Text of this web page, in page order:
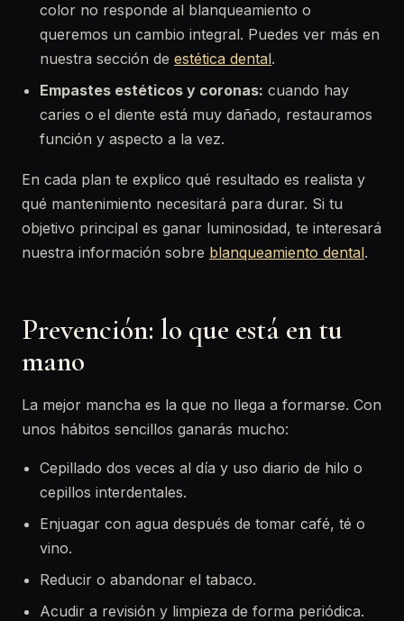
color no responde al blanqueamiento o
queremos un cambio integral. Puedes ver más en
nuestra sección de estética dental.
Empastes estéticos y coronas: cuando hay
caries o el diente está muy dañado, restauramos
función y aspecto a la vez.
En cada plan te explico qué resultado es realista y
qué mantenimiento necesitará para durar. Si tu
objetivo principal es ganar luminosidad, te interesará
nuestra información sobre blanqueamiento dental.
Prevención: lo que está en tu
mano
La mejor mancha es la que no llega a formarse. Con
unos hábitos sencillos ganarás mucho:
Cepillado dos veces al día y uso diario de hilo o
cepillos interdentales.
Enjuagar con agua después de tomar café, té o
vino.
Reducir o abandonar el tabaco.
Acudir a revisión y limpieza de forma periódica.